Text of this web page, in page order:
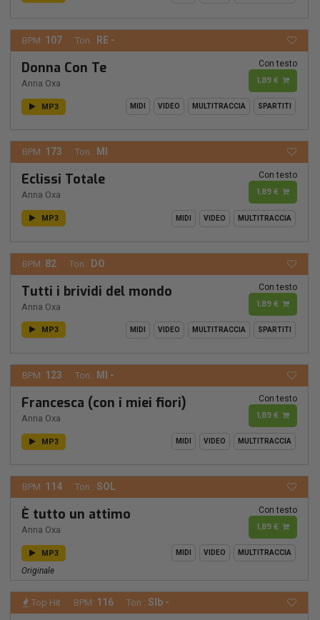
BPM: 107 Ton.: RE -
Donna Con Te
Anna Oxa
Con testo
1,89 €
MP3 MIDI VIDEO MULTITRACCIA SPARTITI
BPM: 173 Ton.: MI
Eclissi Totale
Anna Oxa
Con testo
1,89 €
MP3 MIDI VIDEO MULTITRACCIA
BPM: 82 Ton.: DO
Tutti i brividi del mondo
Anna Oxa
Con testo
1,89 €
MP3 MIDI VIDEO MULTITRACCIA SPARTITI
BPM: 123 Ton.: MI -
Francesca (con i miei fiori)
Anna Oxa
Con testo
1,89 €
MP3 MIDI VIDEO MULTITRACCIA
BPM: 114 Ton.: SOL
È tutto un attimo
Anna Oxa
Con testo
1,89 €
MP3 MIDI VIDEO MULTITRACCIA
Originale
Top Hit BPM: 116 Ton.: SIb -